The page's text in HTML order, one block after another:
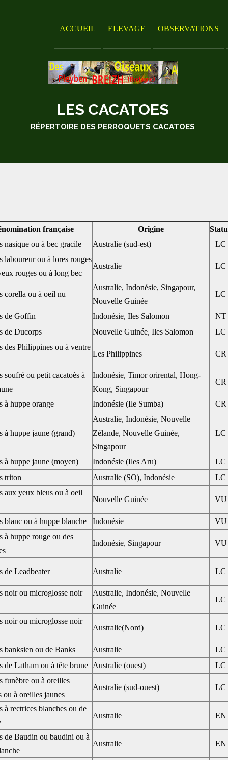
LES CACATOES
RÉPERTOIRE DES PERROQUETS CACATOES
ACCUEIL ELEVAGE OBSERVATIONS
française Origine
nasique ou à bec gracile
Australie (sud-est)
LC
laboureur ou à lores rouges
rouges ou à long bec
Australie LC
corella ou à oeil nu
Australie, Indonésie, Singapour,
Nouvelle Guinée
LC
de Goffin Indonésie, Iles Salomon
NT
de Ducorps
Nouvelle Guinée, Iles Salomon
LC
des Philippines ou à ventre
Les Philippines CR
soufré ou petit cacatoès à
Indonésie, Timor orirental, Hong-
Kong, Singapour
CR
à huppe orange Indonésie (Ile Sumba) CR
à huppe jaune (grand)
Australie, Indonésie, Nouvelle
Zélande, Nouvelle Guinée,
Singapour
LC
à huppe jaune (moyen) Indonésie (Iles Aru)
LC
triton
Australie (SO), Indonésie
LC
aux yeux bleus ou à oeil
Nouvelle Guinée VU
blanc ou à huppe blanche Indonésie
VU
à huppe rouge ou des
Indonésie, Singapour VU
de Leadbeater Australie LC
noir ou microglosse noir
Australie, Indonésie, Nouvelle
Guinée
LC
noir ou microglosse noir
Australie(Nord) LC
banksien ou de Banks Australie
LC
de Latham ou à tête brune Australie (ouest)
LC
funèbre ou à oreilles
ou à oreilles jaunes
Australie (sud-ouest) LC
à rectrices blanches ou de
Australie EN
de Baudin ou baudini ou à
Australie EN